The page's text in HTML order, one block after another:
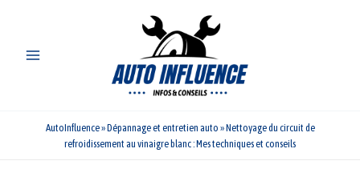
AutoInfluence»Dépannage et entretien auto »Nettoyage du circuit de
refroidissement au vinaigre blanc : Mes techniques et conseils